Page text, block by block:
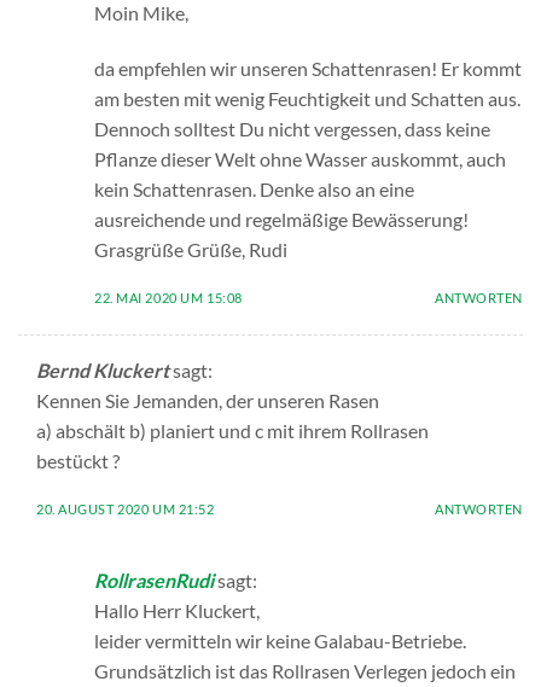
Moin Mike,
da empfehlen wir unseren Schattenrasen! Er kommt
am besten mit wenig Feuchtigkeit und Schatten aus.
Dennoch solltest Du nicht vergessen, dass keine
Pflanze dieser Welt ohne Wasser auskommt, auch
kein Schattenrasen. Denke also an eine
ausreichende und regelmäßige Bewässerung!
Grasgrüße Grüße, Rudi
22. MAI 2020 UM 15:08 ANTWORTEN
Bernd Kluckertsagt:
Kennen Sie Jemanden, der unseren Rasen
a) abschält b) planiert und c mit ihrem Rollrasen
bestückt ?
20. AUGUST 2020 UM 21:52 ANTWORTEN
RollrasenRudisagt:
Hallo Herr Kluckert,
leider vermitteln wir keine Galabau-Betriebe.
Grundsätzlich ist das Rollrasen Verlegen jedoch ein